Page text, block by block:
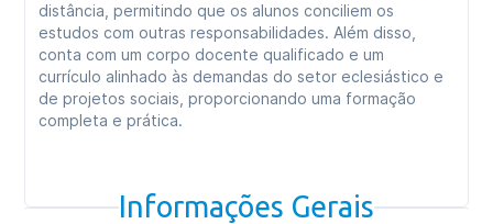
distância, permitindo que os alunos conciliem os
estudos com outras responsabilidades. Além disso,
conta com um corpo docente qualificado e um
currículo alinhado às demandas do setor eclesiástico e
de projetos sociais, proporcionando uma formação
completa e prática.
Informações Gerais